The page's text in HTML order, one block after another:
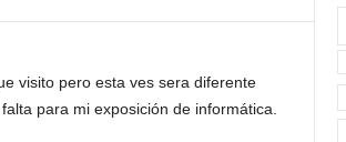
visito pero esta ves sera diferente
para mi exposición de informática.